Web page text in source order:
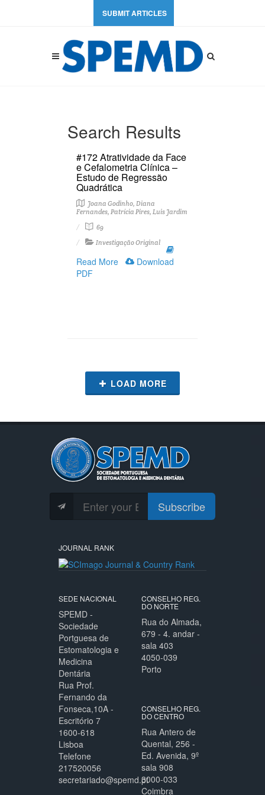
SUBMIT ARTICLES
Search Results
#172 Atratividade da Face
e Cefalometria Clínica –
Estudo de Regressão
Quadrática
Joana Godinho, Diana
Fernandes, Patrícia Pires, Luis Jardim
69
Investigação Original
Read More
Download
PDF
LOAD MORE
Subscribe
JOURNAL RANK
SEDE NACIONAL
SPEMD -
Sociedade
Portguesa de
Estomatologia e
Medicina
Dentária
Rua Prof.
Fernando da
Fonseca,10A -
Escritório 7
1600-618
Lisboa
Telefone
217520056
secretariado@spemd.pt
CONSELHO REG.
DO NORTE
Rua do Almada,
679 - 4. andar -
sala 403
4050-039
Porto
CONSELHO REG.
DO CENTRO
Rua Antero de
Quental, 256 -
Ed. Avenida, 9º
sala 908
3000-033
Coimbra